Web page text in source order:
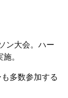
ン大会。ハー
。
多数参加する